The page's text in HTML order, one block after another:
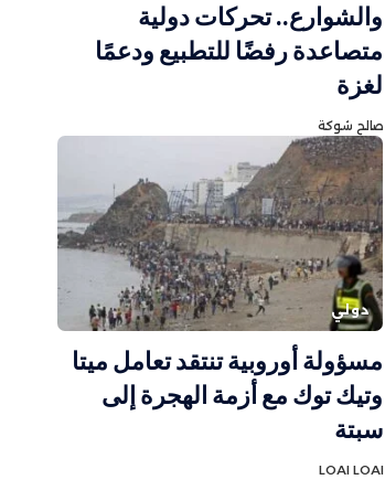
والشوارع.. تحركات دولية
متصاعدة رفضًا للتطبيع ودعمًا
لغزة
صالح شوكة
دولي
مسؤولة أوروبية تنتقد تعامل ميتا
وتيك توك مع أزمة الهجرة إلى
سبتة
LOAI LOAI